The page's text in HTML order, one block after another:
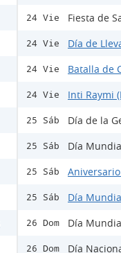
24 Vie Fiesta de
24 Vie Día de
24 Vie Batalla de
24 Vie Inti Raymi
25 Sáb Día de la
25 Sáb Día
25 Sáb
25 Sáb Día
26 Dom Día
26 Dom Día